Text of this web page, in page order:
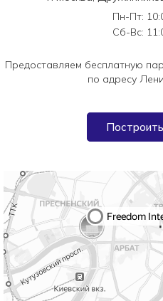
Пн-Пт:
Сб-Вс:
Предоставляем бесплатную
по адресу